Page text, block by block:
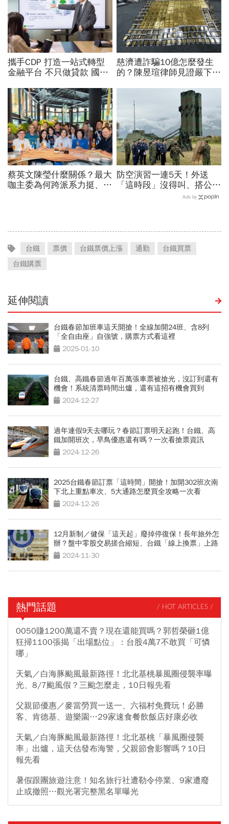
攜手CDP 打造一站式轉型
金融平台 不只做貸款 國泰
慈濟遭詐騙10億怎麼發生
的？陳昱瑄律師見證嚴下跪
金，洗錢手法曝光…慈濟回
應了
蔡英文陳瑩什麼關係？最大
咖主委為何跨派系力挺、連
防空演習一連5天！外送
「這時段」沒得叫、搭公車
有影響？漢光演習各縣市管
Ads by
台鐵 票價 台鐵票價上漲 通勤
台鐵買票
台鐵購票
延伸閱讀
台鐵春節加班車這天開搶！全線加開24班、含8列
「全自由座」自強號，購票方式看這裡
2025-01-10
台鐵、高鐵春節過年百萬張車票被搶光，沒訂到還有
機會！系統清票時間出爐，還有這招有機會買到
2024-12-27
過年連假9天去哪玩？春節訂票明天起跑！台鐵、高
鐵加開班次，早鳥優惠還有嗎？一次看搶票資訊
2024-12-26
2025台鐵春節訂票「這時間」開搶！加開302班次南
下北上重點車次、5大通路怎麼買全攻略一次看
2024-12-26
12月新制／健保「這天起」廢掉停復保！長年旅外怎
辦？盤中零股交易搓合縮短、台鐵「線上換票」上路
2024-11-30
熱門話題 / HOT ARTICLES /
0050賺1200萬還不賣？現在還能買嗎？郭哲榮砸1億
狂掃1100張揭「出場點位」：台股4萬7不敢買「可憐
哪」
天氣／白海豚颱風最新路徑！北北基桃暴風圈侵襲率曝
光、8/7颱風假？三颱怎麼走，10日報先看
父親節優惠／麥當勞買一送一、六福村免費玩！必勝
客、肯德基、遊樂園…29家速食餐飲飯店好康必收
天氣／白海豚颱風最新路徑！北北基桃「暴風圈侵襲
率」出爐，這天估發布海警，父親節會影響嗎？10日
報先看
暑假跟團旅遊注意！知名旅行社遭勒令停業、9家遭廢
止或撤照…觀光署完整黑名單曝光